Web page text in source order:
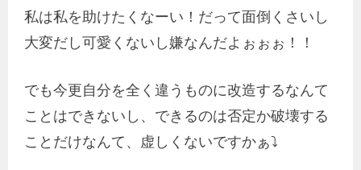
私は私を助けたくなーい！だって面倒くさいし
大変だし可愛くないし嫌なんだよぉぉぉ！！
でも今更自分を全く違うものに改造するなんて
ことはできないし、できるのは否定か破壊する
ことだけなんて、虚しくないですかぁ⤵︎